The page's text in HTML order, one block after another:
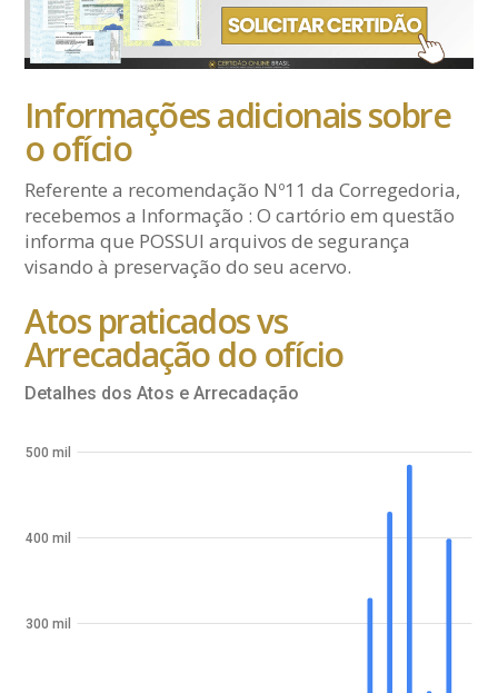
Informações adicionais sobre
o ofício
Referente a recomendação Nº11 da Corregedoria,
recebemos a Informação : O cartório em questão
informa que POSSUI arquivos de segurança
visando à preservação do seu acervo.
Atos praticados vs
Arrecadação do ofício
Detalhes dos Atos e Arrecadação
300 mil
400 mil
500 mil